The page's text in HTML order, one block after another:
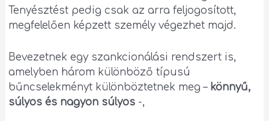
Tenyésztést pedig csak az arra feljogosított,
megfelelően képzett személy végezhet majd.
Bevezetnek egy szankcionálási rendszert is,
amelyben három különböző típusú
bűncselekményt különböztetnek meg – könnyű,
súlyos és nagyon súlyos -,